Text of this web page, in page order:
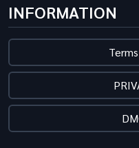
INFORMATION